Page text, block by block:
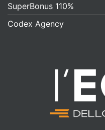
SuperBonus 110%
Codex Agency